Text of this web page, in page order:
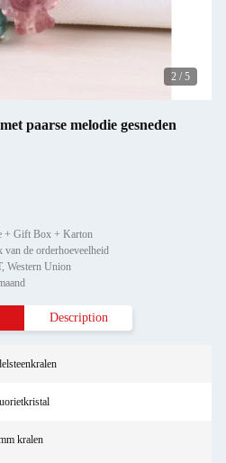
2 / 5
paarse melodie gesneden
+ Gift Box + Karton
de orderhoeveelheid
Western Union
Description
kralen